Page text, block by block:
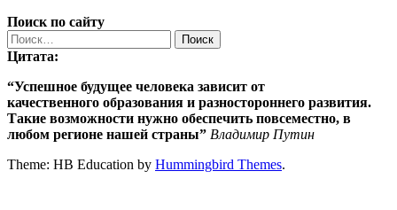
Поиск по сайту
Найти:
Цитата:
“Успешное будущее человека зависит от
качественного образования и разностороннего развития.
Такие возможности нужно обеспечить повсеместно, в
любом регионе нашей страны” Владимир Путин
Theme: HB Education by Hummingbird Themes.